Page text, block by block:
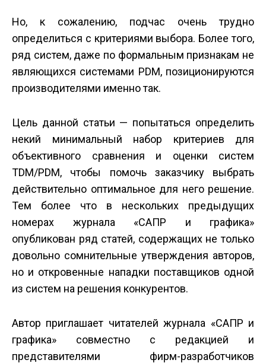
Но, к сожалению, подчас очень трудно
определиться с критериями выбора. Более того,
ряд систем, даже по формальным признакам не
являющихся системами PDM, позиционируются
производителями именно так.
Цель данной статьи — попытаться определить
некий минимальный набор критериев для
объективного сравнения и оценки систем
TDM/PDM, чтобы помочь заказчику выбрать
действительно оптимальное для него решение.
Тем более что в нескольких предыдущих
номерах журнала «САПР и графика»
опубликован ряд статей, содержащих не только
довольно сомнительные утверждения авторов,
но и откровенные нападки поставщиков одной
из систем на решения конкурентов.
Автор приглашает читателей журнала «САПР и
графика» совместно с редакцией и
представителями фирм-разработчиков